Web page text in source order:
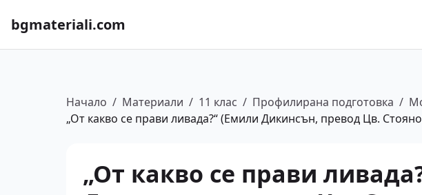
bgmateriali.com
Начало / Материали / 11 клас / Профилирана подготовка /
„От какво се прави ливада?“ (Емили Дикинсън, превод Цв.
„От какво се прави